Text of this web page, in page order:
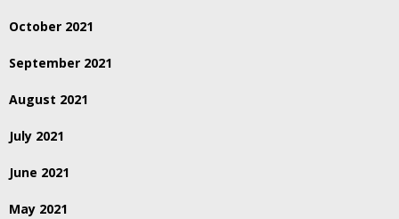
October 2021
September 2021
August 2021
July 2021
June 2021
May 2021